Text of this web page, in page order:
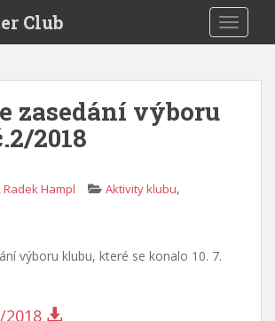
Club
zasedání výboru
2018
Radek Hampl Aktivity klubu,
výboru klubu, které se konalo 10. 7.
2018